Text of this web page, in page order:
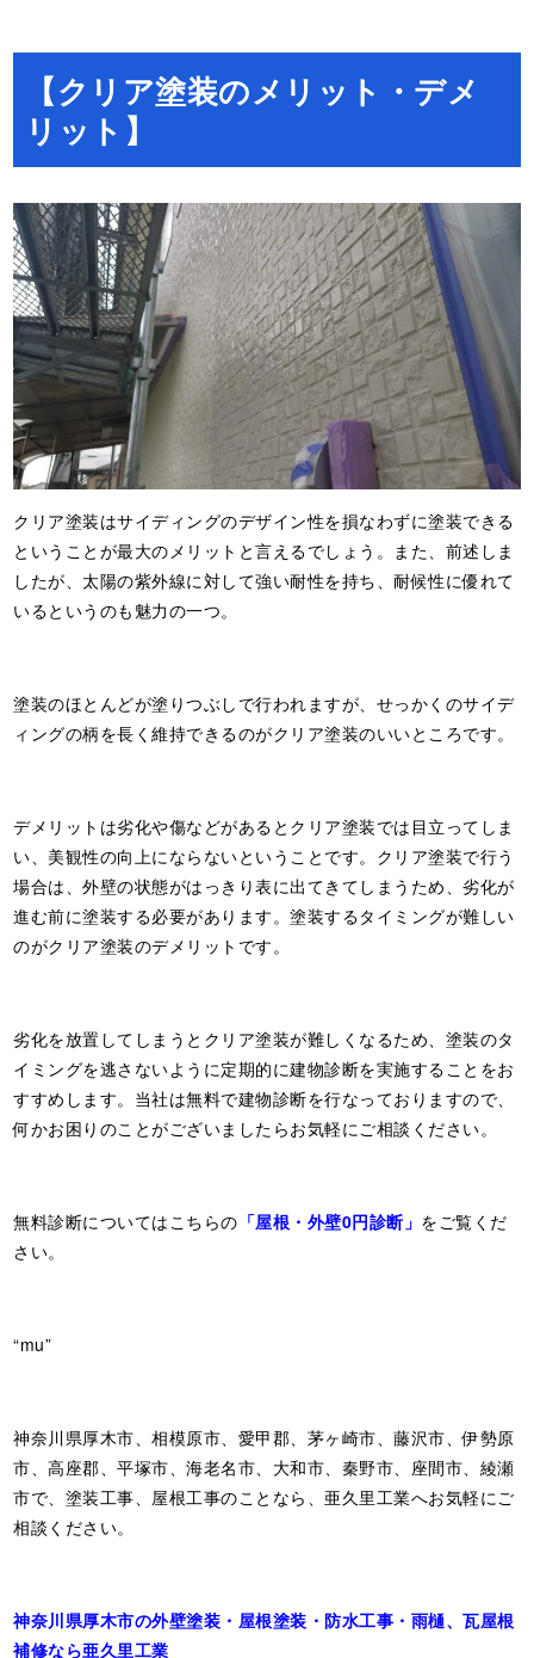
【クリア塗装のメリット・デメ
リット】
クリア塗装はサイディングのデザイン性を損なわずに塗装できる
ということが最大のメリットと言えるでしょう。また、前述しま
したが、太陽の紫外線に対して強い耐性を持ち、耐候性に優れて
いるというのも魅力の一つ。
塗装のほとんどが塗りつぶしで行われますが、せっかくのサイデ
ィングの柄を長く維持できるのがクリア塗装のいいところです。
デメリットは劣化や傷などがあるとクリア塗装では目立ってしま
い、美観性の向上にならないということです。クリア塗装で行う
場合は、外壁の状態がはっきり表に出てきてしまうため、劣化が
進む前に塗装する必要があります。塗装するタイミングが難しい
のがクリア塗装のデメリットです。
劣化を放置してしまうとクリア塗装が難しくなるため、塗装のタ
イミングを逃さないように定期的に建物診断を実施することをお
すすめします。当社は無料で建物診断を行なっておりますので、
何かお困りのことがございましたらお気軽にご相談ください。
無料診断についてはこちらの 「屋根・外壁0円診断」 をご覧くだ
さい。
“mu”
神奈川県厚木市、相模原市、愛甲郡、茅ヶ崎市、藤沢市、伊勢原
市、高座郡、平塚市、海老名市、大和市、秦野市、座間市、綾瀬
市で、塗装工事、屋根工事のことなら、亜久里工業へお気軽にご
相談ください。
神奈川県厚木市の外壁塗装・屋根塗装・防水工事・雨樋、瓦屋根
補修なら亜久里工業